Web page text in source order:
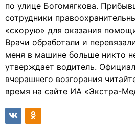
по улице Богомягкова.
сотрудники
«скорую» для оказания
Врачи обработали и
меня в машине больше никто
утверждает водитель.
вчерашнего возгорания
время на сайте ИА «Экстра-